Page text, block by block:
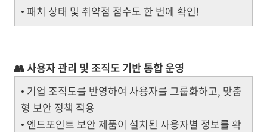
• 패치 상태 및 취약점 점수도 한 번에 확인!
👥 사용자 관리 및 조직도 기반 통합 운영
• 기업 조직도를 반영하여 사용자를 그룹화하고, 맞춤
형 보안 정책 적용
• 엔드포인트 보안 제품이 설치된 사용자별 정보를 확